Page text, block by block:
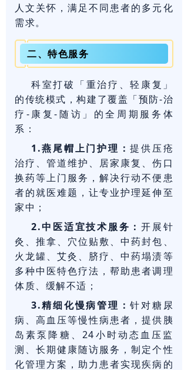
人文关怀，满足不同患者的多元化
需求。
二、特色服务
科室打破「重治疗、轻康复」
的传统模式，构建了覆盖「预防-治
疗-康复-随访」的全周期服务体
系：
1.燕尾帽上门护理：提供压疮
治疗、管道维护、居家康复、伤口
换药等上门服务，解决行动不便患
者的就医难题，让专业护理延伸至
家中；
2.中医适宜技术服务： 开展针
灸、推拿、穴位贴敷、中药封包、
火龙罐、艾灸、脐疗、中药塌渍等
多种中医特色疗法，帮助患者调理
体质、缓解不适；
3.精细化慢病管理：针对糖尿
病、高血压等慢性病患者，提供胰
岛素泵降糖、24小时动态血压监
测、长期健康随访服务，制定个性
化管理方案，助力患者实现疾病的